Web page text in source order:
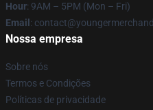
Hour: 9AM – 5PM (Mon – Fri)
Email :
Nossa empresa
Sobre nós
Termos e Condições
Políticas de privacidade